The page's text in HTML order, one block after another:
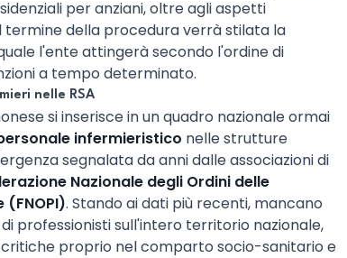
per anziani, oltre agli aspetti
termine della procedura verrà stilata la
l'ente attingerà secondo l'ordine di
a tempo determinato.
nelle RSA
si inserisce in un quadro nazionale ormai
infermieristico nelle strutture
segnalata da anni dalle associazioni di
Nazionale degli Ordini delle
. Stando ai dati più recenti, mancano
professionisti sull'intero territorio nazionale,
proprio nel comparto socio-sanitario e